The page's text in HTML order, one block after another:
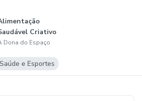
Criativo
Dona do Espaço
Saúde e Esportes